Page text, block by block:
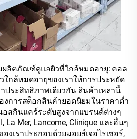
ผลิตภัณฑ์ดูแลผิวที่ใกล้หมดอายุ: คอล
กล้หมดอายุของเราให้การประหยัด
ประสิทธิภาพเดียวกัน สินค้าเหล่านี้
งการสต็อกสินค้ายอดนิยมในราคาต่ำ
อสกินแคร์ระดับสูงจากแบรนด์ต่างๆ
La Mer, Lancome, Clinique และอื่นๆ
เราประกอบด้วยมอยส์เจอไรเซอร์,